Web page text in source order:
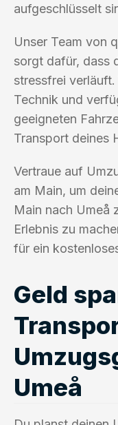
aufgeschlüsselt
Unser Team von
sorgt dafür, dass
stressfrei
Technik und
geeigneten
Transport deines
Vertraue auf
am Main, um
Main nach Umeå
Erlebnis zu
für ein
Geld
Umeå